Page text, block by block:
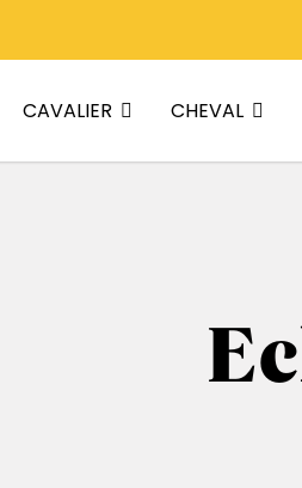
CAVALIER CHEVAL